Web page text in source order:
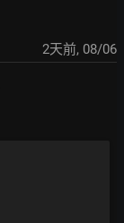
2天前, 08/06